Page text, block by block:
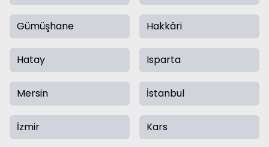
Gümüşhane Hakkâri
Hatay Isparta
Mersin İstanbul
İzmir Kars